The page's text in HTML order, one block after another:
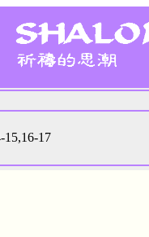
15,16-17